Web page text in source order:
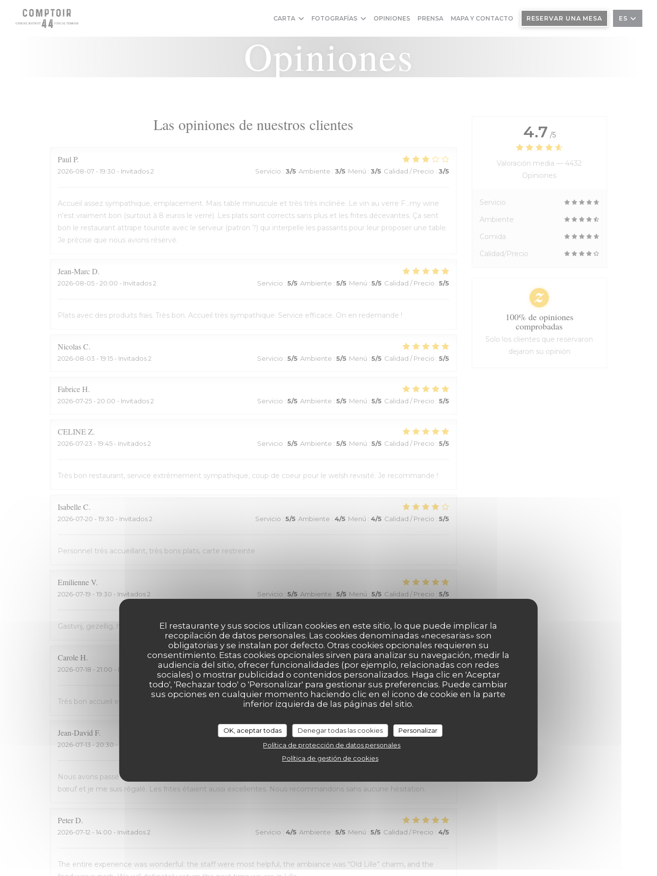
Personalización de sus opciones de cookies
El restaurante y sus socios utilizan cookies en este sitio, lo que puede implicar la
recopilación de datos personales. Las cookies denominadas «necesarias» son
obligatorias y se instalan por defecto. Otras cookies opcionales requieren su
consentimiento. Estas cookies opcionales sirven para analizar su navegación, medir la
audiencia del sitio, ofrecer funcionalidades (por ejemplo, relacionadas con redes
sociales) o mostrar publicidad o contenidos personalizados. Haga clic en 'Aceptar
todo', 'Rechazar todo' o 'Personalizar' para gestionar sus preferencias. Puede cambiar
sus opciones en cualquier momento haciendo clic en el icono de cookie en la parte
inferior izquierda de las páginas del sitio.
OK, aceptar todas Denegar todas las cookies
Personalizar
Política de protección de datos personales
Política de gestión de cookies
CARTA FOTOGRAFÍAS OPINIONES PRENSA MAPA Y CONTACTO RESERVAR UNA MESA ES
Opiniones
Las opiniones de nuestros clientes
Paul P
2026-08-07 - 19:30 - Invitados 2 Servicio : 3/5 Ambiente : 3/5 Menú : 3/5 Calidad / Precio : 3/5
Accueil assez sympathique, emplacement. Mais table minuscule et très très inclinée. Le vin au verre F...my wine
n'est vraiment bon (surtout à 8 euros le verre). Les plats sont corrects sans plus et les frites décevantes. Ça sent
bon le restaurant attrape touriste avec le serveur (patron ?) qui interpelle les passants pour leur proposer une table.
Je précise que nous avions réservé.
Jean-MarcD
2026-08-05 - 20:00 - Invitados 2 Servicio : 5/5 Ambiente : 5/5 Menú : 5/5 Calidad / Precio : 5/5
Plats avec des produits frais. Très bon. Accueil très sympathique. Service efficace. On en redemande !
NicolasC
2026-08-03 - 19:15 - Invitados 2 Servicio : 5/5 Ambiente : 5/5 Menú : 5/5 Calidad / Precio : 5/5
FabriceH
2026-07-25 - 20:00 - Invitados 2 Servicio : 5/5 Ambiente : 5/5 Menú : 5/5 Calidad / Precio : 5/5
CELINEZ
2026-07-23 - 19:45 - Invitados 2 Servicio : 5/5 Ambiente : 5/5 Menú : 5/5 Calidad / Precio : 5/5
Très bon restaurant, service extrêmement sympathique, coup de coeur pour le welsh revisité. Je recommande !
IsabelleC
2026-07-20 - 19:30 - Invitados 2 Servicio : 5/5 Ambiente : 4/5 Menú : 4/5 Calidad / Precio : 5/5
Personnel très accueillant, très bons plats, carte restreinte
EmilienneV
2026-07-19 - 19:30 - Invitados 2 Servicio : 5/5 Ambiente : 5/5 Menú : 5/5 Calidad / Precio : 5/5
Gastvrij, gezellig, heerlijk
Carole H
2026-07-18 - 21:00 - Invitados 2 Servicio : 5/5 Ambiente: 5 /5 Menú:5 /5 Calidad / Precio: 5/5
Très bon accueil et cuisine excellente. On recommande !
Jean-David F
2026-07-13 - 20:30 - Invitados 2 Servicio: 5/5 Ambiente: 5/5 Menú: 5/5 Calidad / Precio
Nous avons passé une excellente soirée, service au top et nourriture de très bonne qualité. J’ai pris la cote de
bœuf et je me suis régalé. Les frites étaient aussi excellentes. Nous recommandons sans aucune hésitation.
PeterD
2026-07-12 - 14:00 - Invitados 2 Servicio : 4/5 Ambiente : 5/5 Menú : 5/5 Calidad / Precio : 4/5
The entire experience was wonderful: the staff were most helpful, the ambiance was “Old Lille” charm, and the
4.7 /5
Valoración media —4432
Opiniones
Servicio
Ambiente
Comida
Calidad/Precio
100% de opiniones
comprobadas
Solo los clientes que reservaron
dejaron su opinión